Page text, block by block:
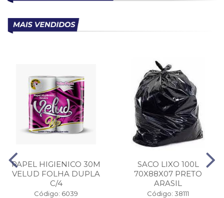
PAPEL HIGIENICO 30M
VELUD FOLHA DUPLA
C/4
Código: 6039
SACO LIXO 100L
70X88X07 PRETO
ARASIL
Código: 38111